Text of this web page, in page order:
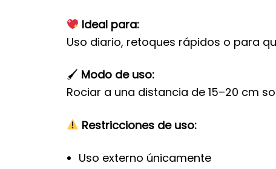
Ideal para:
Uso diario, retoques rápidos o para
🖌 Modo de uso:
Rociar a una distancia de 15–20 cm
Restricciones de uso:
Uso externo únicamente